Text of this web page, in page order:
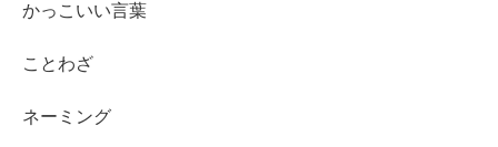
かっこいい言葉
ことわざ
ネーミング